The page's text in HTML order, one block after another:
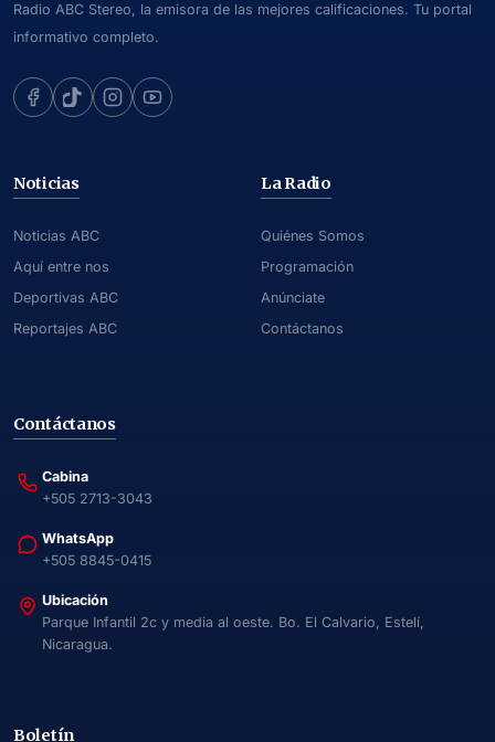
Radio ABC Stereo, la emisora de las mejores calificaciones. Tu portal
informativo completo.
Noticias
Noticias ABC
Aquí entre nos
Deportivas ABC
Reportajes ABC
La Radio
Quiénes Somos
Programación
Anúnciate
Contáctanos
Contáctanos
Cabina
+505 2713-3043
WhatsApp
+505 8845-0415
Ubicación
Parque Infantil 2c y media al oeste. Bo. El Calvario, Estelí,
Nicaragua.
Boletín